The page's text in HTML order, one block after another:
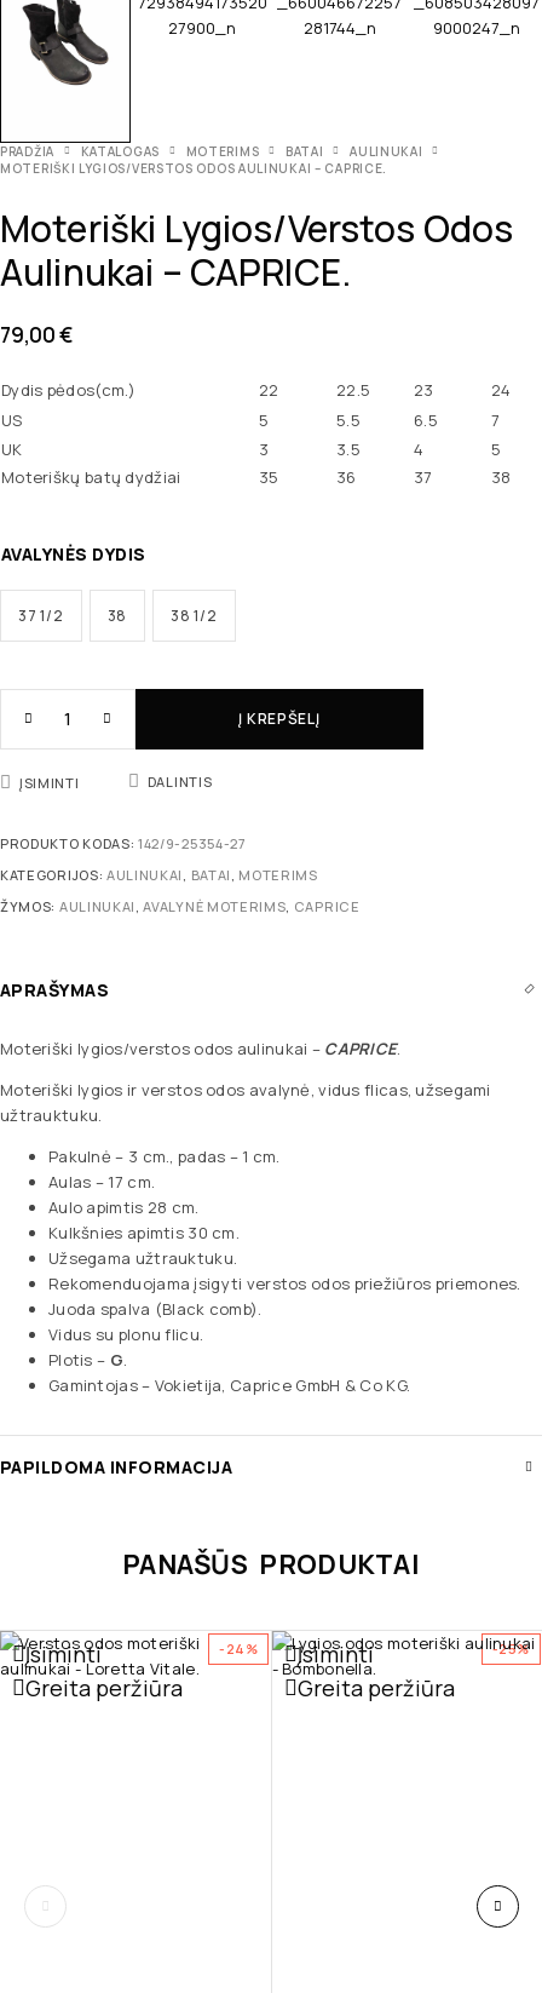
PRADŽIA KATALOGAS MOTERIMS BATAI
AULINUKAI
MOTERIŠKI LYGIOS/VERSTOS ODOS AULINUKAI – CAPRICE.
Moteriški Lygios/verstos Odos
Aulinukai – CAPRICE.
79,00€
Dydis pėdos(cm.) 22 22.5 23
24
US
5 5.5 6.5
7
UK
3 3.5 4
5
Moteriškų batų dydžiai
35 36 37 38
AVALYNĖS DYDIS
37 1/2 38 38 1/2
Į KREPŠELĮ
ĮSIMINTI DALINTIS
PRODUKTO KODAS: 142/9-25354-27
KATEGORIJOS: AULINUKAI BATAI MOTERIMS
ŽYMOS: AULINUKAI ,AVALYNĖ MOTERIMS CAPRICE
APRAŠYMAS
Moteriški lygios/verstos odos aulinukai – CAPRICE.
Moteriški lygios ir verstos odos avalynė, vidus flicas, užsegami
užtrauktuku.
Pakulnė – 3 cm., padas – 1 cm.
Aulas – 17 cm.
Aulo apimtis 28 cm.
Kulkšnies apimtis 30 cm.
Užsegama užtrauktuku.
Rekomenduojama įsigyti verstos odos priežiūros priemones.
Juoda spalva (Black comb).
Vidus su plonu flicu.
Plotis – G.
Gamintojas – Vokietija, Caprice GmbH & Co KG.
PAPILDOMA INFORMACIJA
PANAŠŪS PRODUKTAI
-24%
Įsiminti
Greita peržiūra
-25%
Įsiminti
Greita peržiūra